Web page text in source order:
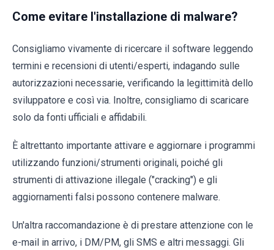
Come evitare l'installazione di malware?
Consigliamo vivamente di ricercare il software leggendo
termini e recensioni di utenti/esperti, indagando sulle
autorizzazioni necessarie, verificando la legittimità dello
sviluppatore e così via. Inoltre, consigliamo di scaricare
solo da fonti ufficiali e affidabili.
È altrettanto importante attivare e aggiornare i programmi
utilizzando funzioni/strumenti originali, poiché gli
strumenti di attivazione illegale ("cracking") e gli
aggiornamenti falsi possono contenere malware.
Un'altra raccomandazione è di prestare attenzione con le
e-mail in arrivo, i DM/PM, gli SMS e altri messaggi. Gli